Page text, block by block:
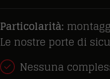
Particolarità:
Le nostre porte di
Nessuna